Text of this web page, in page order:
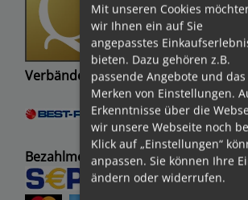
Verbände
Bezahlmethoden
Mit unseren Cookies
wir Ihnen ein auf Sie
angepasstes
bieten. Dazu gehören z.B.
passende Angebote und das
Merken von Einstellungen.
Erkenntnisse über die
wir unsere Webseite noch
Klick auf „Einstellungen“
anpassen. Sie können Ihre
ändern oder widerrufen.